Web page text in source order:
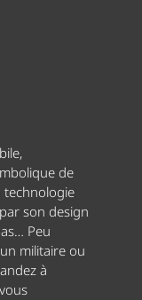
de
technologie
son design
Peu
militaire ou
à